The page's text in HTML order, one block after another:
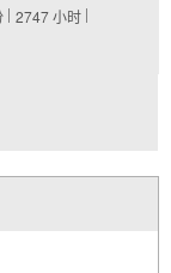
2747小时